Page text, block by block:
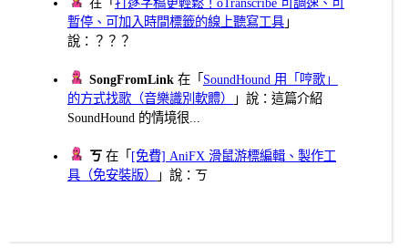
暫停、可加入時間標籤的線上聽寫工具 」
說：？？？
SongFromLink 在「 SoundHound 用「哼歌」
的方式找歌（音樂識別軟體）
」說：這篇介紹
SoundHound 的情境很...
ㄎ 在「 [免費] AniFX 滑鼠游標編輯、製作工
具（免安裝版）
」說：ㄎ